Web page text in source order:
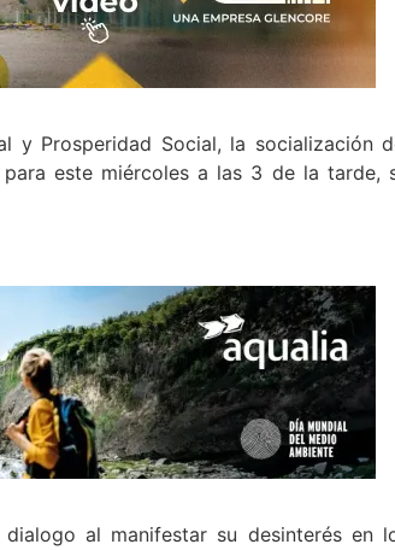
y Prosperidad Social, la socialización
este miércoles a las 3 de la tarde,
al manifestar su desinterés en